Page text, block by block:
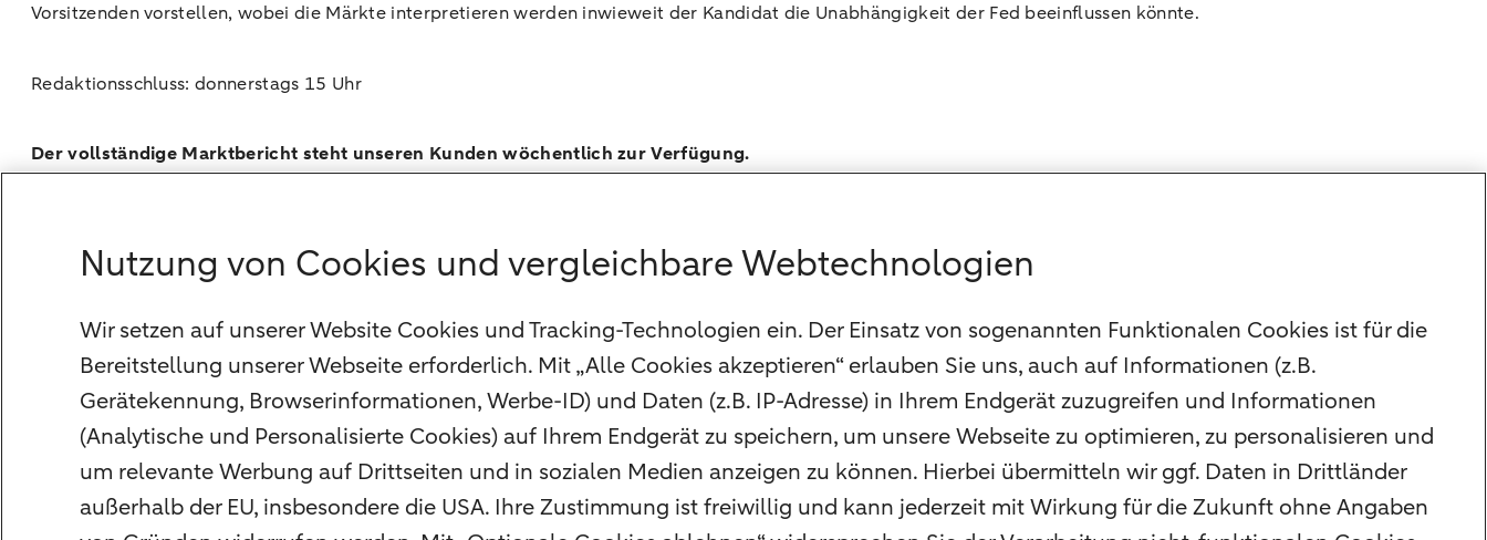
Vorsitzenden vorstellen, wobei die Märkte interpretieren werden inwieweit der Kandidat die Unabhängigkeit der Fed beeinflussen könnte.
Redaktionsschluss: donnerstags 15 Uhr
Der vollständige Marktbericht steht unseren Kunden wöchentlich zur Verfügung.
Wochenkommentar
Unsere Niederlassungen
Kreditkarte
Standpunkte
Nutzung von Cookies und vergleichbare Webtechnologien
Wir setzen auf unserer Website Cookies und Tracking-Technologien ein. Der Einsatz von sogenannten Funktionalen Cookies ist für die
Bereitstellung unserer Webseite erforderlich. Mit „Alle Cookies akzeptieren“ erlauben Sie uns, auch auf Informationen (z.B.
Gerätekennung, Browserinformationen, Werbe-ID) und Daten (z.B. IP-Adresse) in Ihrem Endgerät zuzugreifen und Informationen
(Analytische und Personalisierte Cookies) auf Ihrem Endgerät zu speichern, um unsere Webseite zu optimieren, zu personalisieren und
um relevante Werbung auf Drittseiten und in sozialen Medien anzeigen zu können. Hierbei übermitteln wir ggf. Daten in Drittländer
außerhalb der EU, insbesondere die USA. Ihre Zustimmung ist freiwillig und kann jederzeit mit Wirkung für die Zukunft ohne Angaben